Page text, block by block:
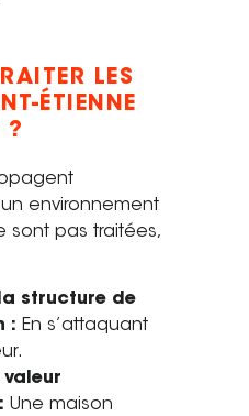
LES
ÉTIENNE
?
environnement
sont pas traitées,
structure de
: En s’attaquant
valeur
Une maison